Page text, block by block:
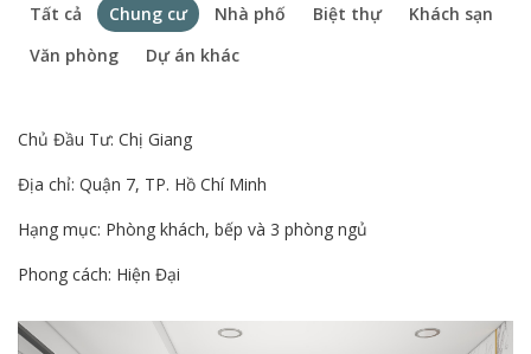
Tất cả Chung cư Nhà phố Biệt thự
Khách sạn
Văn phòng
Dự án khác
Chủ Đầu Tư: Chị Giang
Địa chỉ: Quận 7, TP. Hồ Chí Minh
Hạng mục: Phòng khách, bếp và 3 phòng ngủ
Phong cách: Hiện Đại